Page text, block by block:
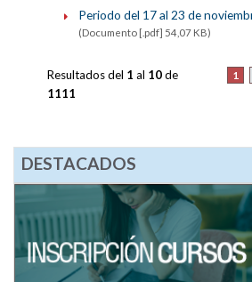
Periodo del 17 al 23 de
(Documento [.pdf] 54,07 KB)
1
Resultados del 1 al 10de
1111
DESTACADOS